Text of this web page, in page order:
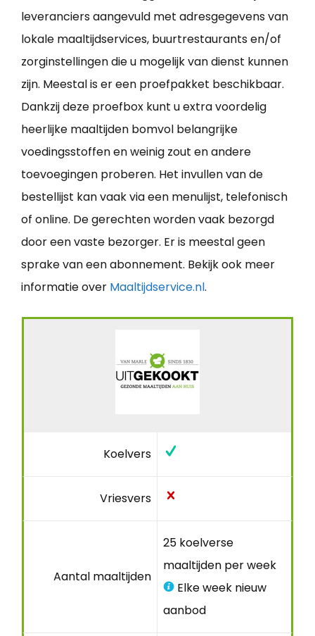
leveranciers aangevuld met adresgegevens van
lokale maaltijdservices, buurtrestaurants en/of
zorginstellingen die u mogelijk van dienst kunnen
zijn. Meestal is er een proefpakket beschikbaar.
Dankzij deze proefbox kunt u extra voordelig
heerlijke maaltijden bomvol belangrijke
voedingsstoffen en weinig zout en andere
toevoegingen proberen. Het invullen van de
bestellijst kan vaak via een menulijst, telefonisch
of online. De gerechten worden vaak bezorgd
door een vaste bezorger. Er is meestal geen
sprake van een abonnement. Bekijk ook meer
informatie over Maaltijdservice.nl.
Koelvers
Vriesvers
Aantal maaltijden
25 koelverse
maaltijden per week
Elke week nieuw
aanbod